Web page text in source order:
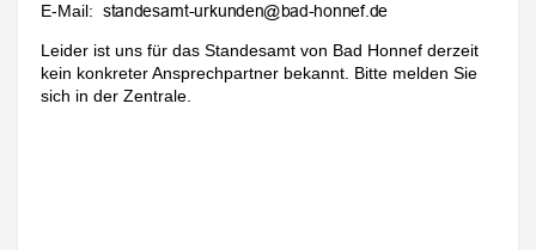
E-Mail:
Leider ist uns für das Standesamt von Bad Honnef derzeit
kein konkreter Ansprechpartner bekannt. Bitte melden Sie
sich in der Zentrale.